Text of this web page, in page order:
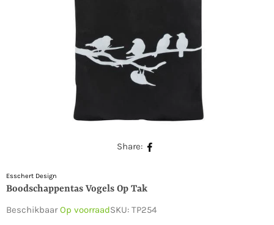
Share:
Esschert Design
Boodschappentas Vogels Op Tak
BeschikbaarOp voorraadSKU: TP254